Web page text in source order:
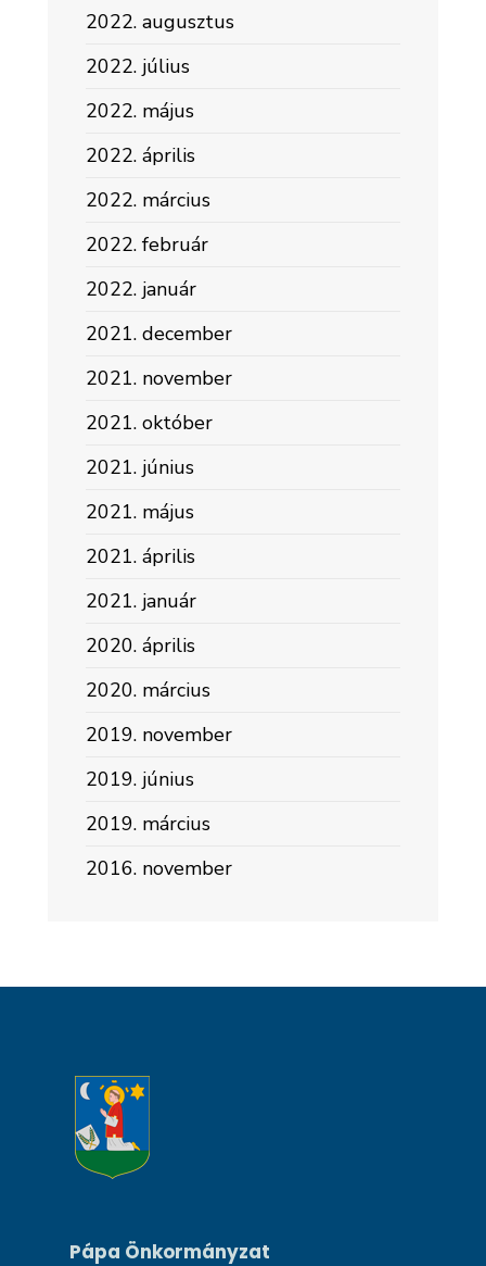
2022. augusztus
2022. július
2022. május
2022. április
2022. március
2022. február
2022. január
2021. december
2021. november
2021. október
2021. június
2021. május
2021. április
2021. január
2020. április
2020. március
2019. november
2019. június
2019. március
2016. november
Pápa Önkormányzat